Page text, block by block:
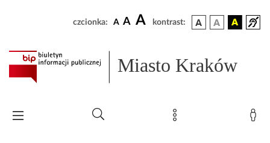
czcionka: A A A kontrast:
Miasto Kraków